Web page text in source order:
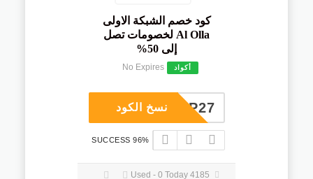
كود خصم الشبكة الاولى
Al Olla لخصومات تصل
إلى 50%
أكواد No Expires
COUP27نسخ الكود
96% SUCCESS